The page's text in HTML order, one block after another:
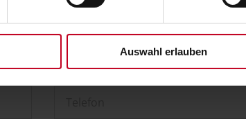
Auswahl erlauben